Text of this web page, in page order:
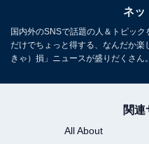
ネッ
国内外のSNSで話題の人＆トピッ
だけでちょっと得する、なんだか
きゃ）損」ニュースが盛りだくさん。
関連
All About